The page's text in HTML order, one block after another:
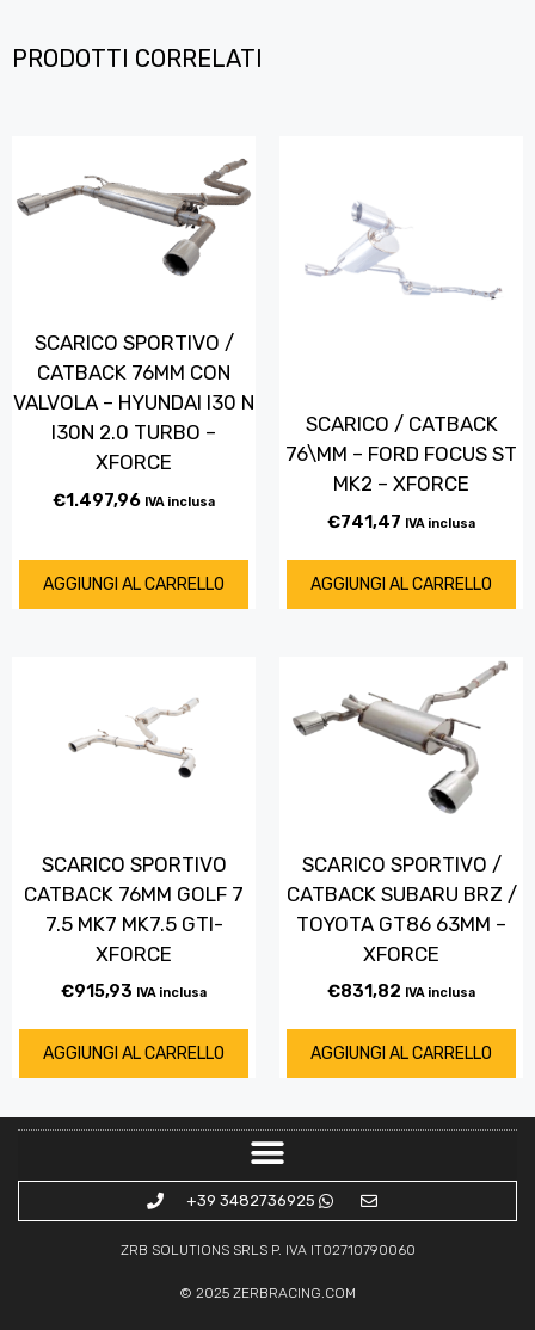
PRODOTTI CORRELATI
SCARICO SPORTIVO /
CATBACK 76MM CON
VALVOLA – HYUNDAI I30 N
I30N 2.0 TURBO –
XFORCE
€1.497,96 IVA inclusa
AGGIUNGI AL CARRELLO
SCARICO / CATBACK
76\MM – FORD FOCUS ST
MK2 – XFORCE
€741,47 IVA inclusa
AGGIUNGI AL CARRELLO
SCARICO SPORTIVO
CATBACK 76MM GOLF 7
7.5 MK7 MK7.5 GTI-
XFORCE
€915,93 IVA inclusa
AGGIUNGI AL CARRELLO
SCARICO SPORTIVO /
CATBACK SUBARU BRZ /
TOYOTA GT86 63MM –
XFORCE
€831,82 IVA inclusa
AGGIUNGI AL CARRELLO
+39 3482736925
ZRB SOLUTIONS SRLS P. IVA IT02710790060
© 2025 ZERBRACING.COM